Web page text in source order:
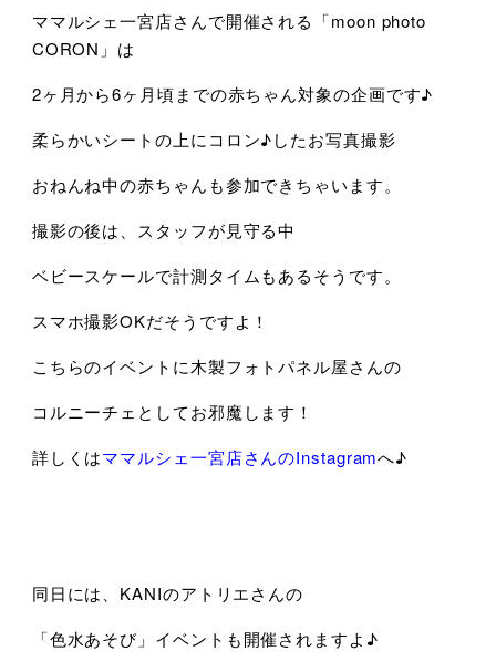
ママルシェ一宮店さんで開催される「moon photo
CORON」は
2ヶ月から6ヶ月頃までの赤ちゃん対象の企画です♪
柔らかいシートの上にコロン♪したお写真撮影
おねんね中の赤ちゃんも参加できちゃいます。
撮影の後は、スタッフが見守る中
ベビースケールで計測タイムもあるそうです。
スマホ撮影OKだそうですよ！
こちらのイベントに木製フォトパネル屋さんの
コルニーチェとしてお邪魔します！
詳しくはママルシェ一宮店さんのInstagramへ♪
同日には、KANIのアトリエさんの
「色水あそび」イベントも開催されますよ♪